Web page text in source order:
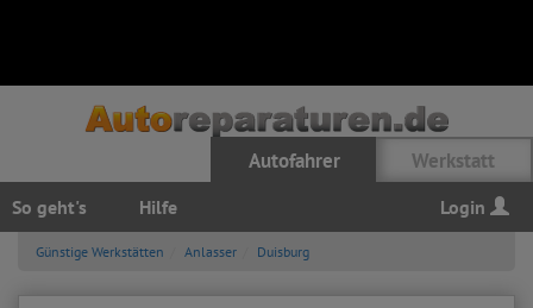
Autofahrer Werkstatt
So geht's Hilfe Login
Günstige Werkstätten Anlasser Duisburg